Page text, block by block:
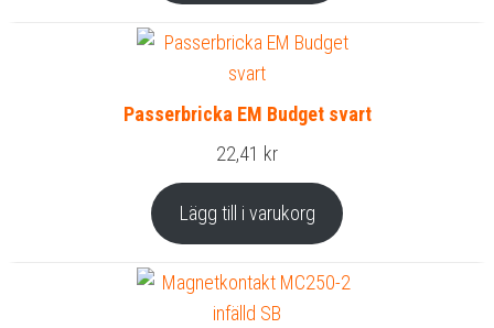
Passerbricka EM Budget svart
22,41 kr
Lägg till i varukorg